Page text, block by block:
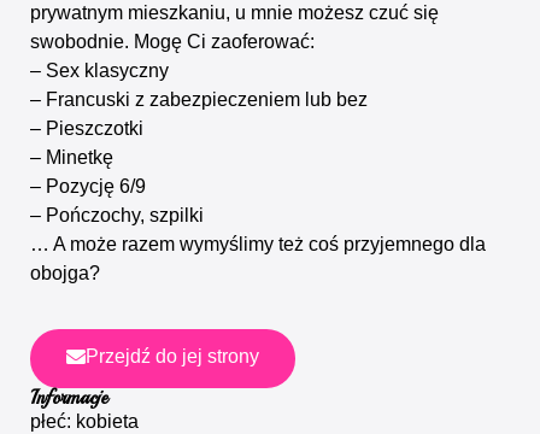
prywatnym mieszkaniu, u mnie możesz czuć się
swobodnie. Mogę Ci zaoferować:
– Sex klasyczny
– Francuski z zabezpieczeniem lub bez
– Pieszczotki
– Minetkę
– Pozycję 6/9
– Pończochy, szpilki
… A może razem wymyślimy też coś przyjemnego dla
obojga?
Przejdź do jej strony
Informacje
płeć: kobieta